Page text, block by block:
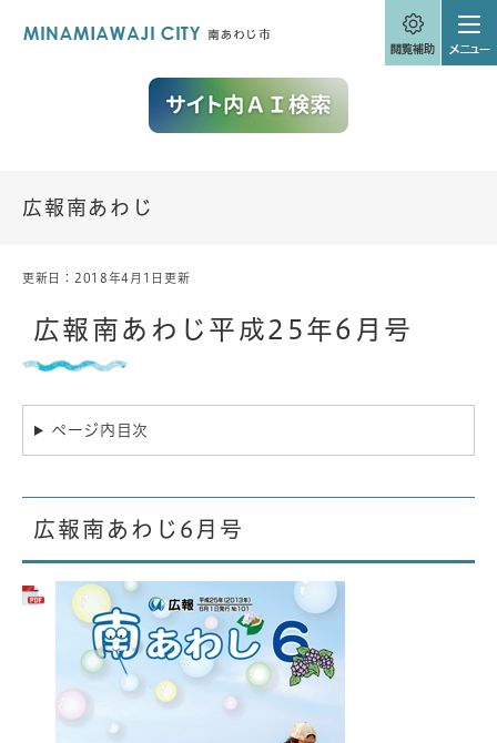
広報南あわじ
本
更新日：2018年4月1日更新
広報南あわじ平成25年6月号
ページ内目次
広報南あわじ6月号